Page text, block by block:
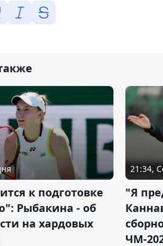
к подготовке
Рыбакина - об
на хардовых
21:34,
"Я
ЧМ-